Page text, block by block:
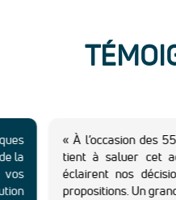
« À l’occasion des 55 ans de la
tient à saluer cet acteur
éclairent nos décisions,
propositions. Un grand merci